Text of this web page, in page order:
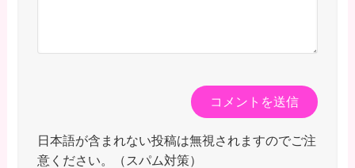
日本語が含まれない投稿は無視されますのでご注
意ください。（スパム対策）